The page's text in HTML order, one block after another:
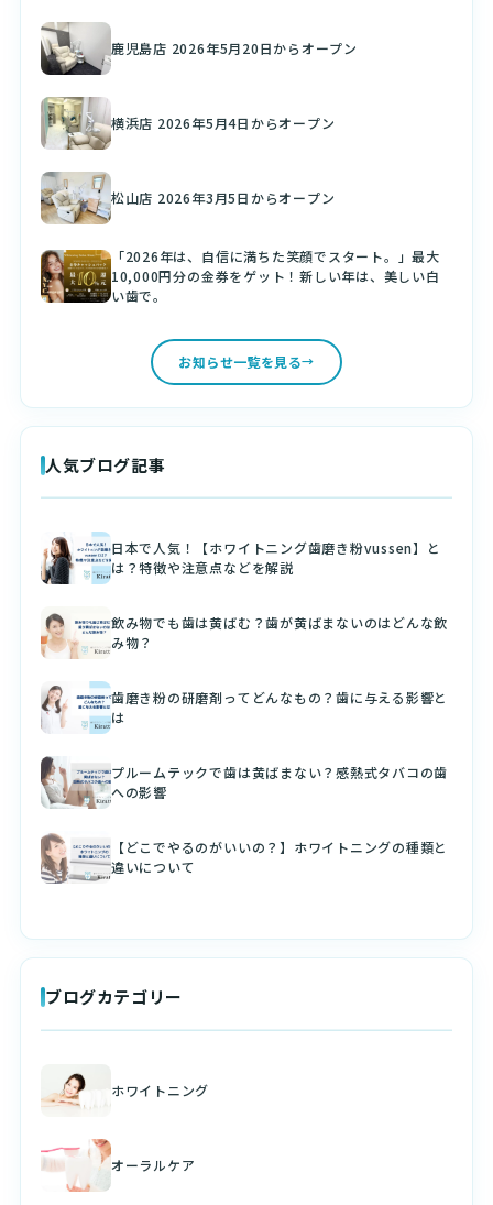
鹿児島店 2026年5月20日からオープン
横浜店 2026年5月4日からオープン
松山店 2026年3月5日からオープン
「2026年は、自信に満ちた笑顔でスタート。」最大
10,000円分の金券をゲット！新しい年は、美しい白
い歯で。
お知らせ一覧を見る
人気ブログ記事
日本で人気！【ホワイトニング歯磨き粉vussen】と
は？特徴や注意点などを解説
飲み物でも歯は黄ばむ？歯が黄ばまないのはどんな飲
み物？
歯磨き粉の研磨剤ってどんなもの？歯に与える影響と
は
プルームテックで歯は黄ばまない？感熱式タバコの歯
への影響
【どこでやるのがいいの？】ホワイトニングの種類と
違いについて
ブログカテゴリー
ホワイトニング
オーラルケア